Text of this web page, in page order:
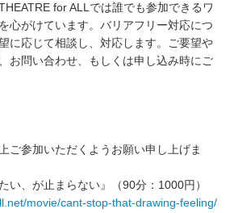
for ALLでは誰でも参加できるワ
心がけています。バリアフリー対応につ
に応じて相談し、対応します。ご要望や
お問い合わせ、もしくは申し込み時にご
ご参加いただくようお願い申し上げま
い、が止まらない』（90分：1000円）
movie/cant-stop-that-drawing-feeling/